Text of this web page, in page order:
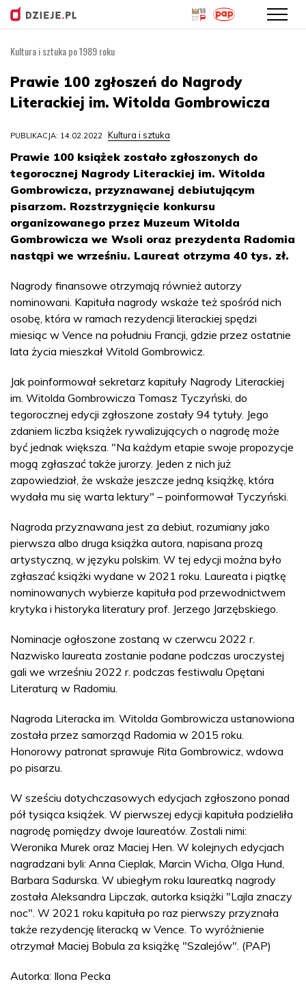
treści
Kultura i sztuka po 1989 roku
Prawie 100 zgłoszeń do Nagrody
Literackiej im. Witolda Gombrowicza
PUBLIKACJA: 14.02.2022 Kultura i sztuka
Prawie 100 książek zostało zgłoszonych do
tegorocznej Nagrody Literackiej im. Witolda
Gombrowicza, przyznawanej debiutującym
pisarzom. Rozstrzygnięcie konkursu
organizowanego przez Muzeum Witolda
Gombrowicza we Wsoli oraz prezydenta Radomia
nastąpi we wrześniu. Laureat otrzyma 40 tys. zł.
Nagrody finansowe otrzymają również autorzy
nominowani. Kapituła nagrody wskaże też spośród nich
osobę, która w ramach rezydencji literackiej spędzi
miesiąc w Vence na południu Francji, gdzie przez ostatnie
lata życia mieszkał Witold Gombrowicz.
Jak poinformował sekretarz kapituły Nagrody Literackiej
im. Witolda Gombrowicza Tomasz Tyczyński, do
tegorocznej edycji zgłoszone zostały 94 tytuły. Jego
zdaniem liczba książek rywalizujących o nagrodę może
być jednak większa. "Na każdym etapie swoje propozycje
mogą zgłaszać także jurorzy. Jeden z nich już
zapowiedział, że wskaże jeszcze jedną książkę, która
wydała mu się warta lektury" – poinformował Tyczyński.
Nagroda przyznawana jest za debiut, rozumiany jako
pierwsza albo druga książka autora, napisana prozą
artystyczną, w języku polskim. W tej edycji można było
zgłaszać książki wydane w 2021 roku. Laureata i piątkę
nominowanych wybierze kapituła pod przewodnictwem
krytyka i historyka literatury prof. Jerzego Jarzębskiego.
Nominacje ogłoszone zostaną w czerwcu 2022 r.
Nazwisko laureata zostanie podane podczas uroczystej
gali we wrześniu 2022 r. podczas festiwalu Opętani
Literaturą w Radomiu.
Nagroda Literacka im. Witolda Gombrowicza ustanowiona
została przez samorząd Radomia w 2015 roku.
Honorowy patronat sprawuje Rita Gombrowicz, wdowa
po pisarzu.
W sześciu dotychczasowych edycjach zgłoszono ponad
pół tysiąca książek. W pierwszej edycji kapituła podzieliła
nagrodę pomiędzy dwoje laureatów. Zostali nimi:
Weronika Murek oraz Maciej Hen. W kolejnych edycjach
nagradzani byli: Anna Cieplak, Marcin Wicha, Olga Hund,
Barbara Sadurska. W ubiegłym roku laureatką nagrody
została Aleksandra Lipczak, autorka książki "Lajla znaczy
noc". W 2021 roku kapituła po raz pierwszy przyznała
także rezydencję literacką w Vence. To wyróżnienie
otrzymał Maciej Bobula za książkę "Szalejów". (PAP)
Autorka: Ilona Pecka